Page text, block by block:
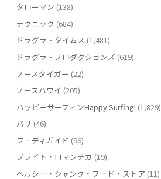
タローマン (138)
テクニック (684)
ドラグラ・タイムス (1,481)
ドラグラ・プロダクションズ (619)
ノースタイガー (22)
ノースハワイ (205)
ハッピーサーフィンHappy Surfing! (1,829)
バリ (46)
フーディガイド (96)
ブライト・ロマンチカ (19)
ヘルシー・ジャンク・フード・ストア (11)